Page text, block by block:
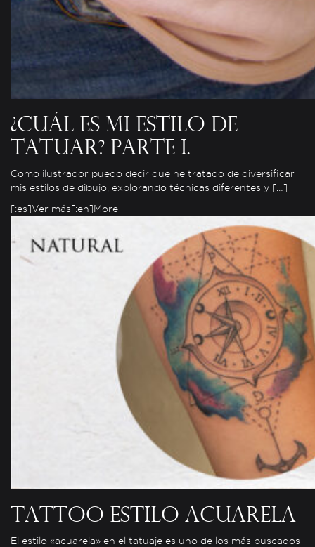
¿Cuál es mi estilo de
tatuar? Parte I.
Como ilustrador puedo decir que he tratado de diversificar
mis estilos de dibujo, explorando técnicas diferentes y […]
[:es]Ver más[:en]More
Tattoo estilo acuarela
El estilo «acuarela» en el tatuaje es uno de los más buscados